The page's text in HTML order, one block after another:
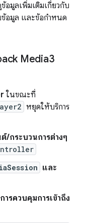
อมูลเพิ่มเติมเกี่ยวกับ
ข้อมูล และข้อกำหนด
Media3
ในขณะที่
หยุดให้บริการ
/กระบวนการต่างๆ
และ
การควบคุมการเข้าถึง